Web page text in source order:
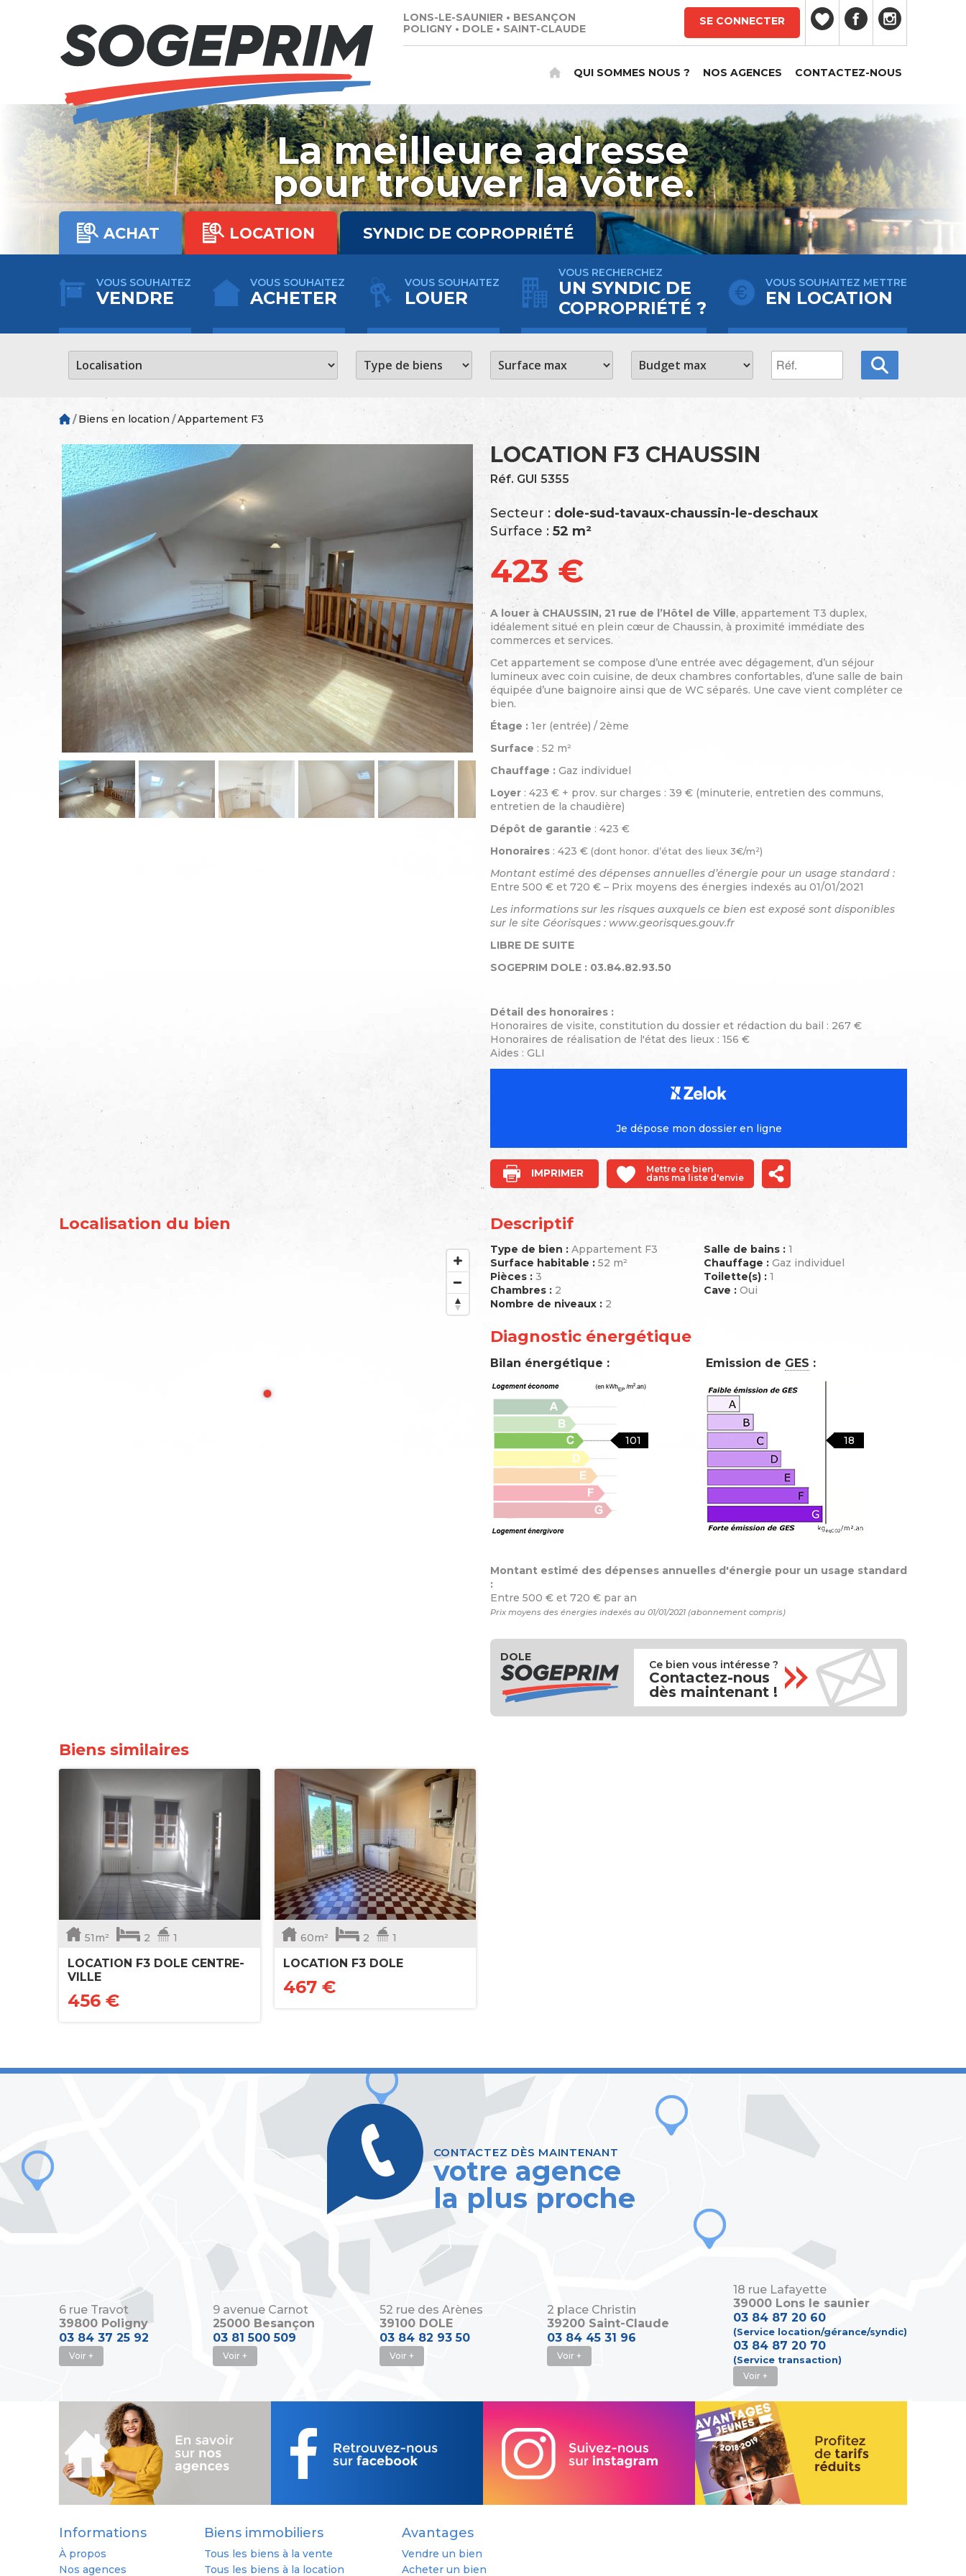
LONS-LE-SAUNIER • BESANÇON
POLIGNY • DOLE • SAINT-CLAUDE
SE CONNECTER
QUI SOMMES NOUS ? NOS AGENCES CONTACTEZ-NOUS
La meilleure adresse
pour trouver la vôtre.
ACHAT LOCATION SYNDIC DE COPROPRIÉTÉ
VOUS SOUHAITEZ
VENDRE
VOUS SOUHAITEZ
ACHETER
VOUS SOUHAITEZ
LOUER
VOUS RECHERCHEZ
UN SYNDIC DE
COPROPRIÉTÉ ?
VOUS SOUHAITEZ METTRE
EN LOCATION
Biens en location Appartement F3
LOCATION F3 CHAUSSIN
Réf. GUI 5355
Secteur : dole-sud-tavaux-chaussin-le-deschaux
Surface :52 m²
423 €
A louer à CHAUSSIN, 21 rue de l’Hôtel de Ville, appartement T3 duplex,
idéalement situé en plein cœur de Chaussin, à proximité immédiate des
commerces et services.
Cet appartement se compose d’une entrée avec dégagement, d’un séjour
lumineux avec coin cuisine, de deux chambres confortables, d’une salle de bain
équipée d’une baignoire ainsi que de WC séparés. Une cave vient compléter ce
bien.
Étage : 1er (entrée) / 2ème
Surface : 52 m²
Chauffage : Gaz individuel
Loyer : 423 € + prov. sur charges : 39 € (minuterie, entretien des communs,
entretien de la chaudière)
Dépôt de garantie : 423 €
Honoraires : 423 € (dont honor. d’état des lieux 3€/m²)
Montant estimé des dépenses annuelles d’énergie pour un usage standard :
Entre 500 € et 720 € – Prix moyens des énergies indexés au 01/01/2021
Les informations sur les risques auxquels ce bien est exposé sont disponibles
sur le site Géorisques : www.georisques.gouv.fr
LIBRE DE SUITE
SOGEPRIM DOLE : 03.84.82.93.50
Détail des honoraires :
Honoraires de visite, constitution du dossier et rédaction du bail : 267 €
Honoraires de réalisation de l'état des lieux : 156 €
Aides : GLI
Je dépose mon dossier en ligne
IMPRIMER
Mettre ce bien
dans ma liste d'envie
Localisation du bien Descriptif
Type de bien : Appartement F3
Surface habitable : 52 m²
Pièces : 3
Chambres : 2
Nombre de niveaux : 2
Salle de bains : 1
Chauffage : Gaz individuel
Toilette(s) : 1
Cave : Oui
Diagnostic énergétique
Bilan énergétique :
101
Emission de GES :
18
Montant estimé des dépenses annuelles d'énergie pour un usage standard
:
Entre 500 € et 720 € par an
Prix moyens des énergies indexés au 01/01/2021 (abonnement compris)
DOLE
Ce bien vous intéresse ?
Contactez-nous
dès maintenant !
Biens similaires
51m² 2 1
LOCATION F3 DOLE CENTRE-
VILLE
456 €
60m² 2 1
LOCATION F3 DOLE
467 €
CONTACTEZ DÈS MAINTENANT
votre agence
la plus proche
6 rue Travot
39800 Poligny
03 84 37 25 92
Voir +
9 avenue Carnot
25000 Besançon
03 81 500 509
Voir +
52 rue des Arènes
39100 DOLE
03 84 82 93 50
Voir +
2 place Christin
39200 Saint-Claude
03 84 45 31 96
Voir +
18 rue Lafayette
39000 Lons le saunier
03 84 87 20 60
(Service location/gérance/syndic)
03 84 87 20 70
(Service transaction)
Voir +
Informations
À propos
Nos agences
Biens immobiliers
Tous les biens à la vente
Tous les biens à la location
Avantages
Vendre un bien
Acheter un bien